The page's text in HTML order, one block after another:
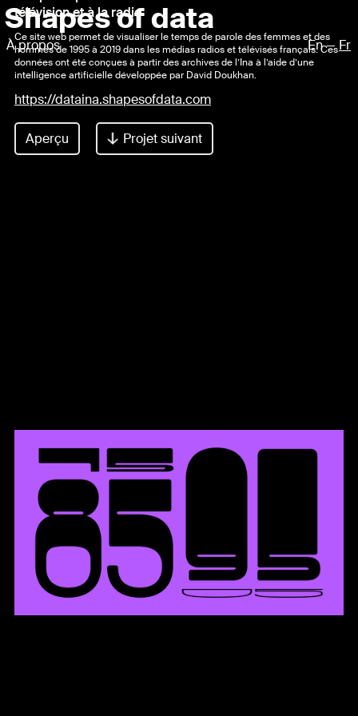
Shapes of data
À propos En—Fr
télévision et à la radio
Ce site web permet de visualiser le temps de parole des femmes et des
hommes de 1995 à 2019 dans les médias radios et télévisés français. Ces
données ont été conçues à partir des archives de l’Ina à l’aide d’une
intelligence artificielle développée par David Doukhan.
https://dataina.shapesofdata.com
Aperçu Projet suivant